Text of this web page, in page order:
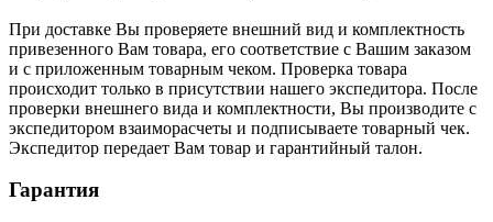
При доставке Вы проверяете внешний вид и комплектность
привезенного Вам товара, его соответствие с Вашим заказом
и с приложенным товарным чеком. Проверка товара
происходит только в присутствии нашего экспедитора. После
проверки внешнего вида и комплектности, Вы производите с
экспедитором взаиморасчеты и подписываете товарный чек.
Экспедитор передает Вам товар и гарантийный талон.
Гарантия